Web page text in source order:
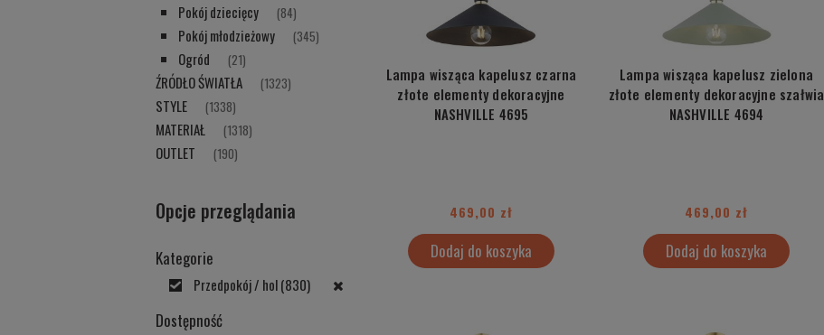
Pokój dziecięcy (84)
Pokój młodzieżowy (345)
Ogród (21)
ŹRÓDŁO ŚWIATŁA (1323)
STYLE (1338)
MATERIAŁ (1318)
OUTLET (190)
Opcje przeglądania
Kategorie
Przedpokój / hol(830)
Dostępność
Lampa wisząca kapelusz czarna
złote elementy dekoracyjne
NASHVILLE 4695
469,00 zł
Dodaj do koszyka
Lampa wisząca kapelusz zielona
złote elementy dekoracyjne szałwia
NASHVILLE 4694
469,00 zł
Dodaj do koszyka